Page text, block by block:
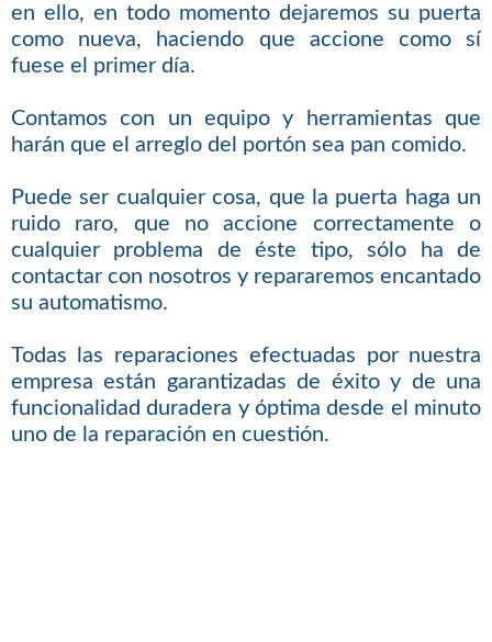
en ello, en todo momento dejaremos su puerta
como nueva, haciendo que accione como sí
fuese el primer día.
Contamos con un equipo y herramientas que
harán que el arreglo del portón sea pan comido.
Puede ser cualquier cosa, que la puerta haga un
ruido raro, que no accione correctamente o
cualquier problema de éste tipo, sólo ha de
contactar con nosotros y repararemos encantado
su automatismo.
Todas las reparaciones efectuadas por nuestra
empresa están garantizadas de éxito y de una
funcionalidad duradera y óptima desde el minuto
uno de la reparación en cuestión.